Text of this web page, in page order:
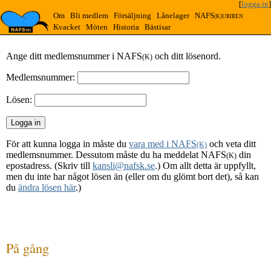
[logga in]
Om
Bli medlem Försäljning Lånelager NAFS(K)URIREN
Kvacket Möten Historia Bästisar
Ange ditt medlemsnummer i NAFS(K) och ditt lösenord.
Medlemsnummer:
Lösen:
För att kunna logga in måste du vara med i NAFS(K) och veta ditt
medlemsnummer. Dessutom måste du ha meddelat NAFS(K) din
epostadress. (Skriv till kansli@nafsk.se.) Om allt detta är uppfyllt,
men du inte har något lösen än (eller om du glömt bort det), så kan
du ändra lösen här.)
På gång